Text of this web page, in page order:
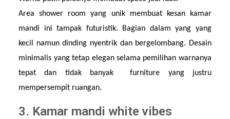
Area shower room yang unik membuat kesan kamar
mandi ini tampak futuristik. Bagian dalam yang yang
kecil namun dinding nyentrik dan bergelombang. Desain
minimalis yang tetap elegan selama pemilihan warnanya
tepat dan tidak banyak  furniture yang justru
mempersempit ruangan.
3. Kamar mandi white vibes